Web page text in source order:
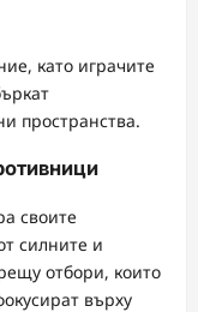
като играчите
пространства.
своите
силните и
отбори, които
върху